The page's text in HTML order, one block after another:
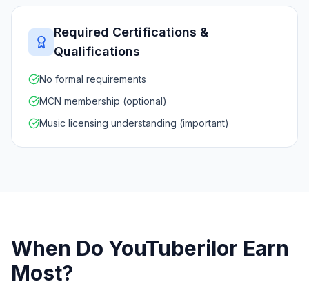
Required Certifications &
Qualifications
No formal requirements
MCN membership (optional)
Music licensing understanding (important)
When Do YouTuberilor Earn
Most?